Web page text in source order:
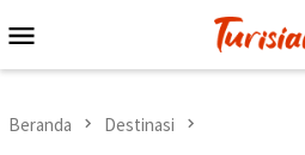
ke
Mobile
Beranda Destinasi